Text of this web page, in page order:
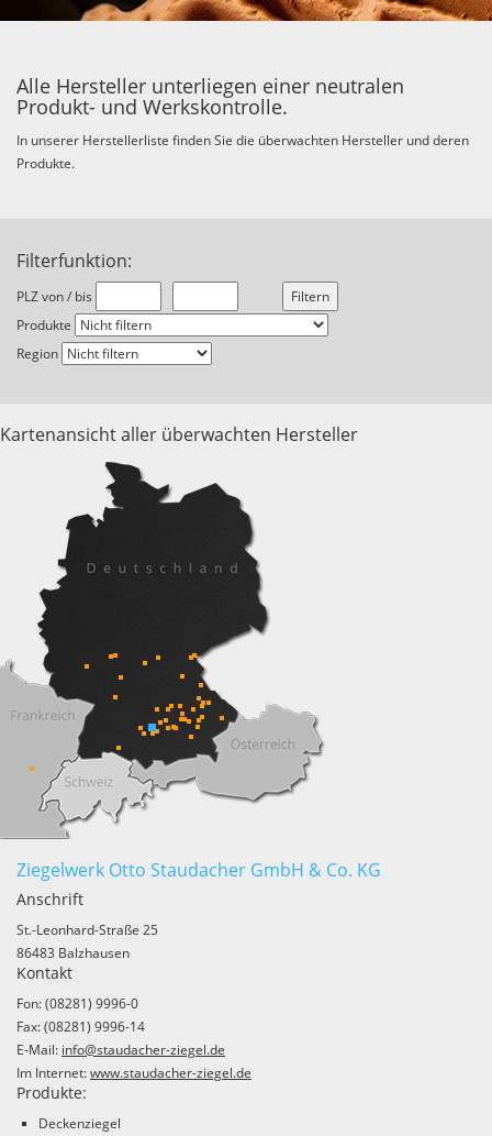
Alle Hersteller unterliegen einer neutralen
Produkt- und Werkskontrolle.
In unserer Herstellerliste finden Sie die überwachten Hersteller und deren
Produkte.
Filterfunktion:
PLZ von / bis
Produkte
Region
Kartenansicht aller überwachten Hersteller
Ziegelwerk Otto Staudacher GmbH & Co. KG
Anschrift
St.-Leonhard-Straße 25
86483 Balzhausen
Kontakt
Fon: (08281) 9996-0
Fax: (08281) 9996-14
E-Mail: info@staudacher-ziegel.de
Im Internet:www.staudacher-ziegel.de
Produkte:
Deckenziegel